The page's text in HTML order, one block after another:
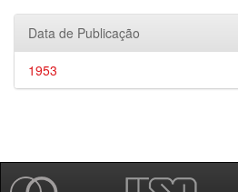
Data de Publicação
1953